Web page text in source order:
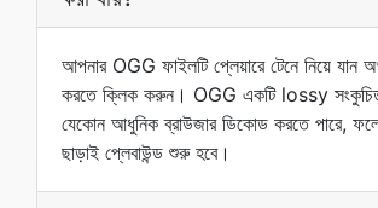
আপনার OGG ফাইলটি প্লেয়ারে টেনে নিয়ে
করতে ক্লিক করুন। OGG একটি lossy সংকুচিত
যেকোন আধুনিক ব্রাউজার ডিকোড করতে পারে,
ছাড়াই প্লেবাউন্ড শুরু হবে।